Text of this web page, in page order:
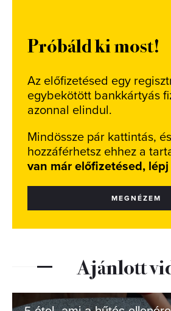
Próbáld ki most!
Az előfizetésed egy
egybekötött bankkártyás
azonnal elindul.
Mindössze pár kattintás, és
hozzáférhetsz ehhez a
van már előfizetésed,
MEGNÉZEM
Ajánlott